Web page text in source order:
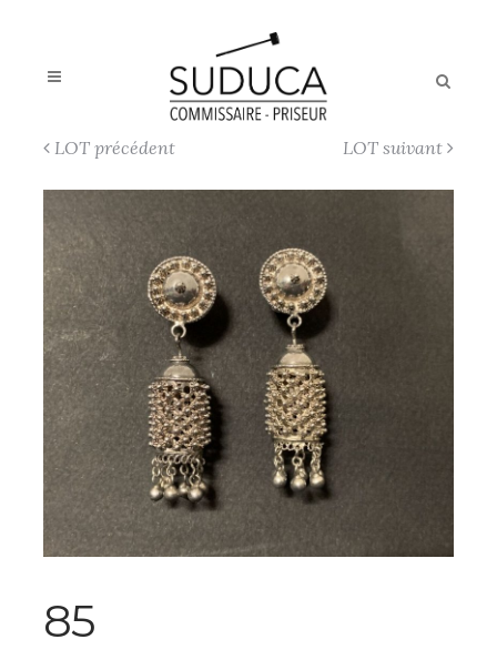
LOT précédent LOT suivant
85